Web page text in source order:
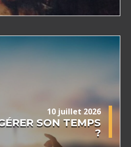
10 juillet 2026
SON TEMPS
?